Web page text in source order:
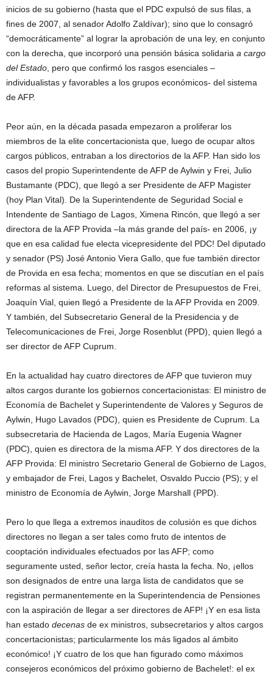
inicios de su gobierno (hasta que el PDC expulsó de sus filas, a
fines de 2007, al senador Adolfo Zaldívar); sino que lo consagró
“democráticamente” al lograr la aprobación de una ley, en conjunto
con la derecha, que incorporó una pensión básica solidaria a cargo
del Estado , pero que confirmó los rasgos esenciales –
individualistas y favorables a los grupos económicos- del sistema
de AFP.
Peor aún, en la década pasada empezaron a proliferar los
miembros de la elite concertacionista que, luego de ocupar altos
cargos públicos, entraban a los directorios de la AFP. Han sido los
casos del propio Superintendente de AFP de Aylwin y Frei, Julio
Bustamante (PDC), que llegó a ser Presidente de AFP Magister
(hoy Plan Vital). De la Superintendente de Seguridad Social e
Intendente de Santiago de Lagos, Ximena Rincón, que llegó a ser
directora de la AFP Provida –la más grande del país- en 2006, ¡y
que en esa calidad fue electa vicepresidente del PDC! Del diputado
y senador (PS) José Antonio Viera Gallo, que fue también director
de Provida en esa fecha; momentos en que se discutían en el país
reformas al sistema. Luego, del Director de Presupuestos de Frei,
Joaquín Vial, quien llegó a Presidente de la AFP Provida en 2009.
Y también, del Subsecretario General de la Presidencia y de
Telecomunicaciones de Frei, Jorge Rosenblut (PPD), quien llegó a
ser director de AFP Cuprum.
En la actualidad hay cuatro directores de AFP que tuvieron muy
altos cargos durante los gobiernos concertacionistas: El ministro de
Economía de Bachelet y Superintendente de Valores y Seguros de
Aylwin, Hugo Lavados (PDC), quien es Presidente de Cuprum. La
subsecretaria de Hacienda de Lagos, María Eugenia Wagner
(PDC), quien es directora de la misma AFP. Y dos directores de la
AFP Provida: El ministro Secretario General de Gobierno de Lagos,
y embajador de Frei, Lagos y Bachelet, Osvaldo Puccio (PS); y el
ministro de Economía de Aylwin, Jorge Marshall (PPD).
Pero lo que llega a extremos inauditos de colusión es que dichos
directores no llegan a ser tales como fruto de intentos de
cooptación individuales efectuados por las AFP; como
seguramente usted, señor lector, creía hasta la fecha. No, ¡ellos
son designados de entre una larga lista de candidatos que se
registran permanentemente en la Superintendencia de Pensiones
con la aspiración de llegar a ser directores de AFP! ¡Y en esa lista
han estado decenas de ex ministros, subsecretarios y altos cargos
concertacionistas; particularmente los más ligados al ámbito
económico! ¡Y cuatro de los que han figurado como máximos
consejeros económicos del próximo gobierno de Bachelet!: el ex